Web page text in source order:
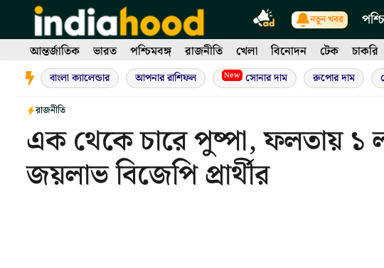
content
নতুন খবর
আন্তর্জাতিক ভারত পশ্চিমবঙ্গ রাজনীতি খেলা বিনোদন টেক চাকরি
বাংলা ক্যালেন্ডার আপনার রাশিফল New সোনার দাম রুপোর দাম
রাজনীতি
এক থেকে চারে পুষ্পা, ফলতায় ১
জয়লাভ বিজেপি প্রার্থীর